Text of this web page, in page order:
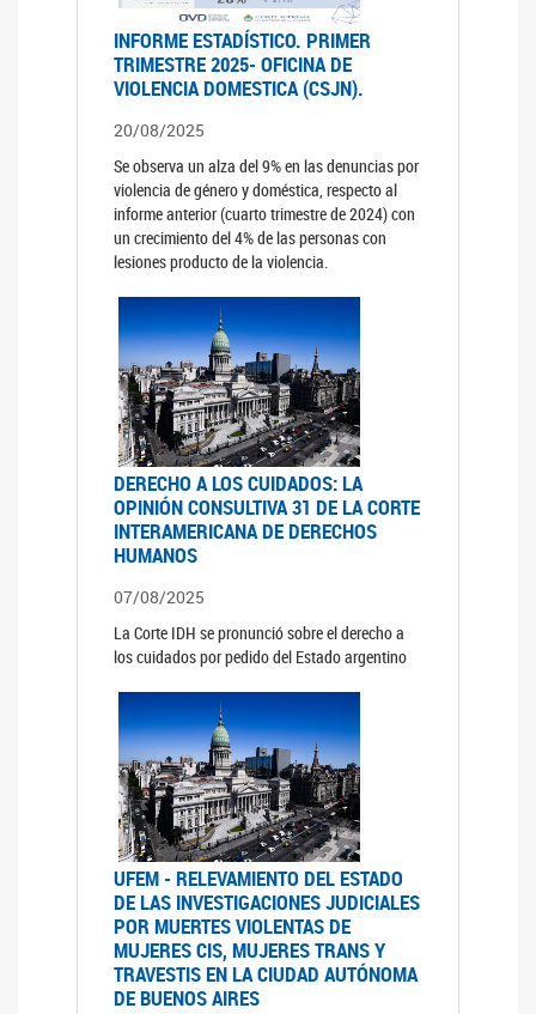
INFORME ESTADÍSTICO. PRIMER
TRIMESTRE 2025- OFICINA DE
VIOLENCIA DOMESTICA (CSJN).
20/08/2025
Se observa un alza del 9% en las denuncias por
violencia de género y doméstica, respecto al
informe anterior (cuarto trimestre de 2024) con
un crecimiento del 4% de las personas con
lesiones producto de la violencia.
DERECHO A LOS CUIDADOS: LA
OPINIÓN CONSULTIVA 31 DE LA CORTE
INTERAMERICANA DE DERECHOS
HUMANOS
07/08/2025
La Corte IDH se pronunció sobre el derecho a
los cuidados por pedido del Estado argentino
UFEM - RELEVAMIENTO DEL ESTADO
DE LAS INVESTIGACIONES JUDICIALES
POR MUERTES VIOLENTAS DE
MUJERES CIS, MUJERES TRANS Y
TRAVESTIS EN LA CIUDAD AUTÓNOMA
DE BUENOS AIRES